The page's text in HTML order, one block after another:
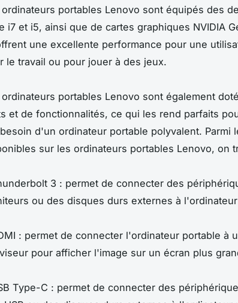
ordinateurs portables Lenovo sont équipés des
i7 et i5, ainsi que de cartes graphiques NVIDIA
une excellente performance pour une
le travail ou pour jouer à des jeux.
ordinateurs portables Lenovo sont également
et de fonctionnalités, ce qui les rend parfaits
d'un ordinateur portable polyvalent. Parmi
sur les ordinateurs portables Lenovo, on
3 : permet de connecter des
ou des disques durs externes à
: permet de connecter l'ordinateur portable à
pour afficher l'image sur un écran plus
Type-C : permet de connecter des